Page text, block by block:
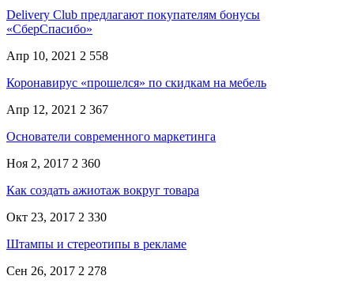
Delivery Club предлагают покупателям бонусы
«СберСпасибо»
Апр 10, 2021 2 558
Коронавирус «прошелся» по скидкам на мебель
Апр 12, 2021 2 367
Основатели современного маркетинга
Ноя 2, 2017 2 360
Как создать ажиотаж вокруг товара
Окт 23, 2017 2 330
Штампы и стереотипы в рекламе
Сен 26, 2017 2 278